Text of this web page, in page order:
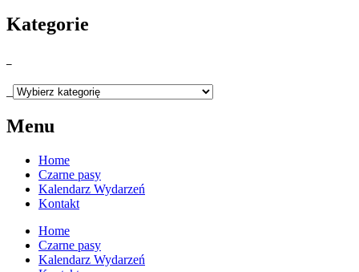
Kategorie
Menu
Home
Czarne pasy
Kalendarz Wydarzeń
Kontakt
Home
Czarne pasy
Kalendarz Wydarzeń